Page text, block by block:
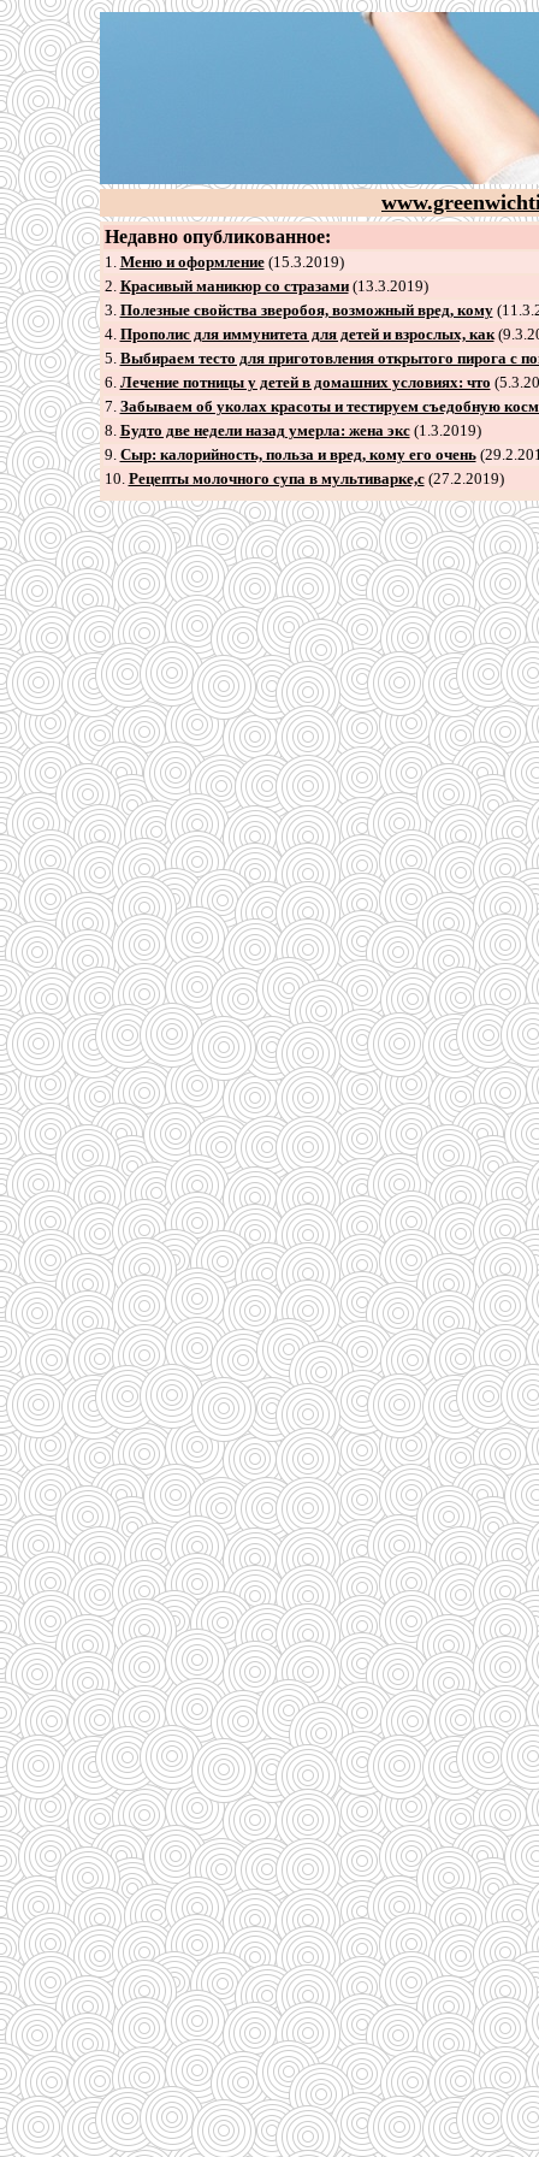
Недавно опубликованное:
1. Меню и оформление(15.3.2019)
2. Красивый маникюр со стразами(13.3.2019)
3. Полезные свойства зверобоя, возможный вред, кому
4. Прополис для иммунитета для детей и взрослых, как
5. Выбираем тесто для приготовления открытого пирога с
6. Лечение потницы у детей в домашних условиях: что
7. Забываем об уколах красоты и тестируем съедобную
8. Будто две недели назад умерла: жена экс(1.3.2019)
9. Сыр: калорийность, польза и вред, кому его очень
10. Рецепты молочного супа в мультиварке,с(27.2.2019)